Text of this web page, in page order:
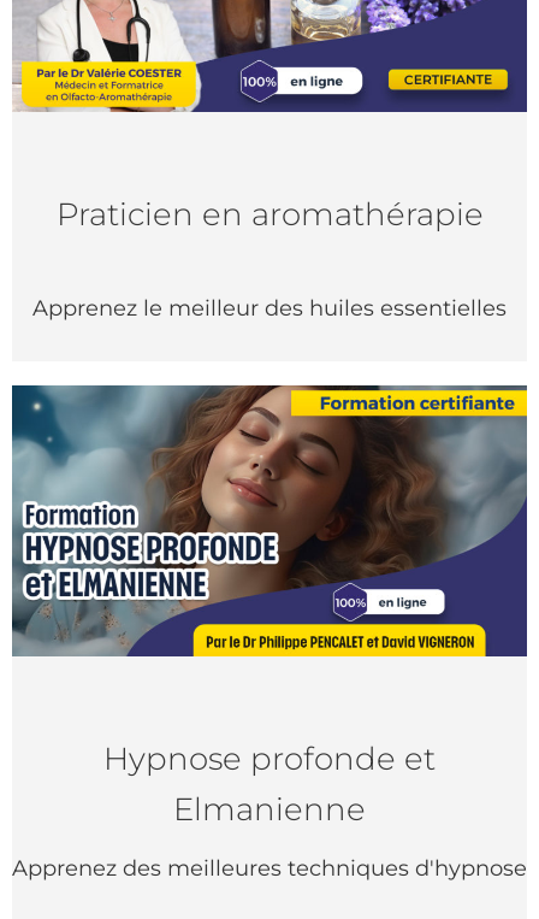
Praticien en aromathérapie
Apprenez le meilleur des huiles essentielles
Hypnose profonde et
Elmanienne
Apprenez des meilleures techniques d'hypnose